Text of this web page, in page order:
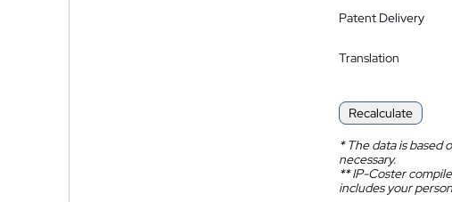
Patent Delivery
Translation
Recalculate
*The data is based
necessary.
**IP-Coster
includes your